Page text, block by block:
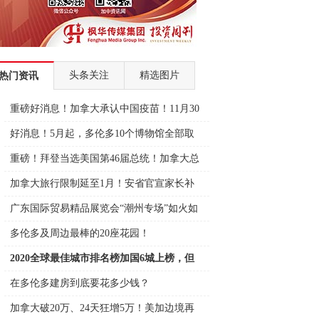
门资讯 头条关注 精选图片
重磅好消息！加拿大承认中国疫苗！11月30
日可
好消息！5月起，多伦多10个博物馆全部取
消门
重磅！拜登当选美国第46届总统！加拿大总
理表
加拿大旅行限制延至1月！安省官宣家长补
贴11
广东国际贸易精品展览会“潮州专场”如火如
荼
多伦多及周边最棒的20座花园！
2020全球最佳城市排名榜加国6城上榜，但
全输
在多伦多建房到底要花多少钱？
加拿大破20万、24天狂增5万！美加边境再